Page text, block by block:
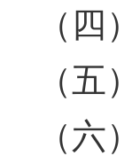
（
（
（